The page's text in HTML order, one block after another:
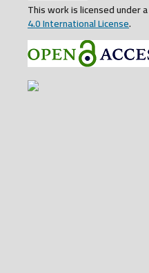
This work is licensed under a
4.0 International License.